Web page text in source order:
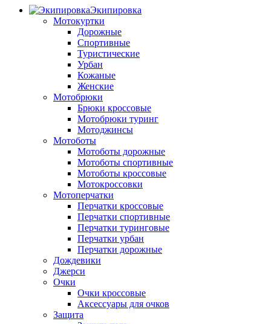
Экипировка
Мотокуртки
Дорожные
Спортивные
Туристические
Урбан
Кожаные
Женские
Мотобрюки
Брюки кроссовые
Мотобрюки туринг
Мотоджинсы
Мотоботы
Мотоботы дорожные
Мотоботы спортивные
Мотоботы кроссовые
Мотокроссовки
Мотоперчатки
Перчатки кроссовые
Перчатки спортивные
Перчатки туринговые
Перчатки урбан
Перчатки дорожные
Дождевики
Джерси
Очки
Очки кроссовые
Аксессуары для очков
Защита